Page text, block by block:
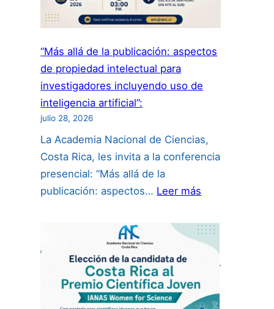
“Más allá de la publicación: aspectos
de propiedad intelectual para
investigadores incluyendo uso de
inteligencia artificial”:
julio 28, 2026
La Academia Nacional de Ciencias,
Costa Rica, les invita a la conferencia
presencial: “Más allá de la
publicación: aspectos… Leer más
allá
de
aspectos